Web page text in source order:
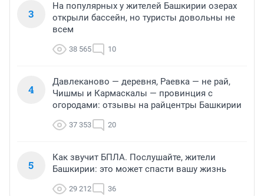
3
На популярных у жителей Башкирии озерах
открыли бассейн, но туристы довольны не
всем
38 565 10
4
Давлеканово — деревня, Раевка — не рай,
Чишмы и Кармаскалы — провинция с
огородами: отзывы на райцентры Башкирии
37 353 20
5
Как звучит БПЛА. Послушайте, жители
Башкирии: это может спасти вашу жизнь
29 212 36